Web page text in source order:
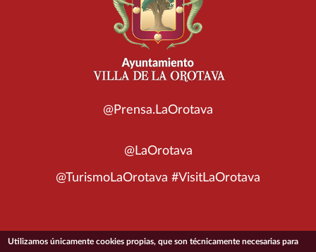
@Prensa.LaOrotava
@LaOrotava
@TurismoLaOrotava #VisitLaOrotava
Utilizamos únicamente cookies propias, que son técnicamente necesarias para